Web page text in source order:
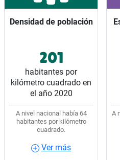
Densidad de población
201
habitantes por
kilómetro cuadrado en
el año 2020
A nivel nacional había 64
habitantes por kilómetro
cuadrado.
Ver más
Densidad de población
Ocupó el lugar 7 entre
los 32 estados del país.
A